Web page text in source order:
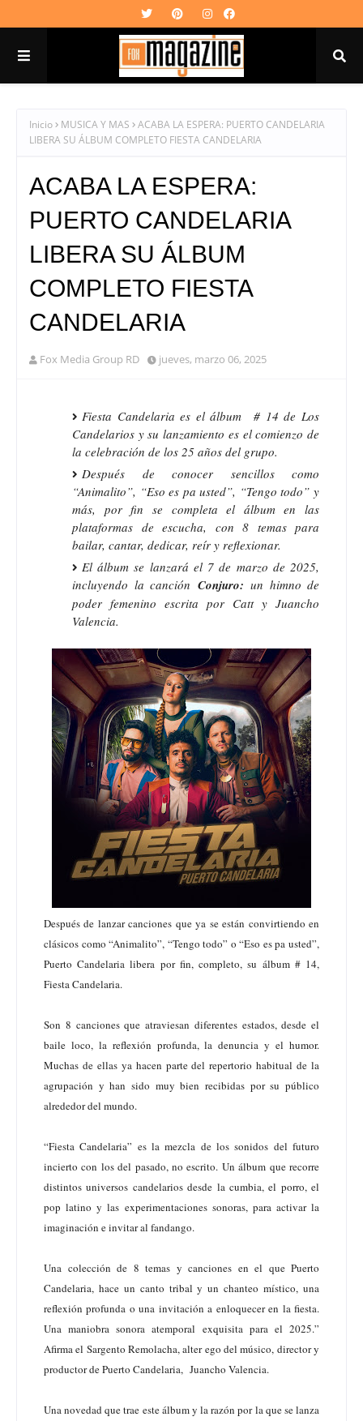
Inicio MUSICA Y MAS
ACABA LA ESPERA: PUERTO CANDELARIA
LIBERA SU ÁLBUM COMPLETO FIESTA CANDELARIA
ACABA LA ESPERA:
PUERTO CANDELARIA
LIBERA SU ÁLBUM
COMPLETO FIESTA
CANDELARIA
Fox Media Group RD jueves, marzo 06, 2025
Fiesta Candelaria es el álbum # 14 de Los
Candelarios y su lanzamiento es el comienzo de
la celebración de los 25 años del grupo.
Después de conocer sencillos como
“Animalito”, “Eso es pa usted”, “Tengo todo” y
más, por fin se completa el álbum en las
plataformas de escucha, con 8 temas para
bailar, cantar, dedicar, reír y reflexionar.
El álbum se lanzará el 7 de marzo de 2025,
incluyendo la canción Conjuro: un himno de
poder femenino escrita por Catt y Juancho
Valencia.
Después de lanzar canciones que ya se están convirtiendo en
clásicos como “Animalito”, “Tengo todo” o “Eso es pa usted”,
Puerto Candelaria libera por fin, completo, su álbum # 14,
Fiesta Candelaria.
Son 8 canciones que atraviesan diferentes estados, desde el
baile loco, la reflexión profunda, la denuncia y el humor.
Muchas de ellas ya hacen parte del repertorio habitual de la
agrupación y han sido muy bien recibidas por su público
alrededor del mundo.
“Fiesta Candelaria” es la mezcla de los sonidos del futuro
incierto con los del pasado, no escrito. Un álbum que recorre
distintos universos candelarios desde la cumbia, el porro, el
pop latino y las experimentaciones sonoras, para activar la
imaginación e invitar al fandango.
Una colección de 8 temas y canciones en el que Puerto
Candelaria, hace un canto tribal y un chanteo místico, una
reflexión profunda o una invitación a enloquecer en la fiesta.
Una maniobra sonora atemporal exquisita para el 2025.”
Afirma el Sargento Remolacha, alter ego del músico, director y
productor de Puerto Candelaria, Juancho Valencia.
Una novedad que trae este álbum y la razón por la que se lanza